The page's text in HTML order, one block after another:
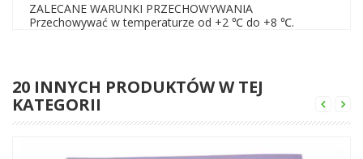
ZALECANE WARUNKI PRZECHOWYWANIA
Przechowywać w temperaturze od +2 ℃ do +8 ℃.
20 INNYCH PRODUKTÓW W TEJ
KATEGORII